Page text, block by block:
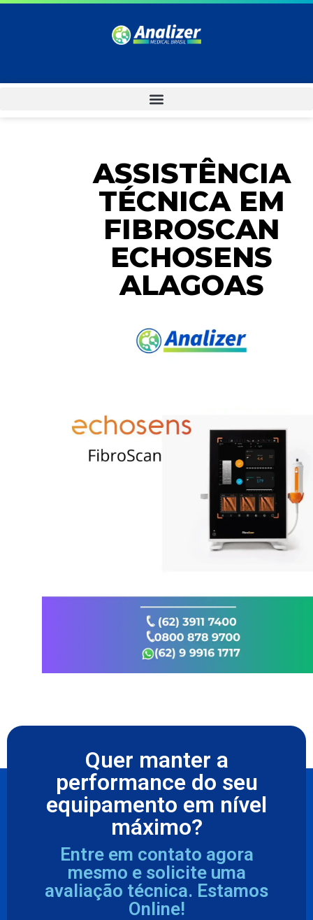
ASSISTÊNCIA
TÉCNICA EM
FIBROSCAN
ECHOSENS
ALAGOAS
Quer manter a
performance do seu
equipamento em nível
máximo?
Entre em contato agora
mesmo e solicite uma
avaliação técnica. Estamos
Online!